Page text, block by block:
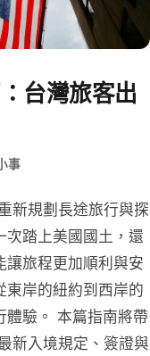
台灣旅客出
事
新規劃長途旅行與探
次踏上美國國土，還
讓旅程更加順利與安
東岸的紐約到西岸的
體驗。 本篇指南將帶
新入境規定、簽證與